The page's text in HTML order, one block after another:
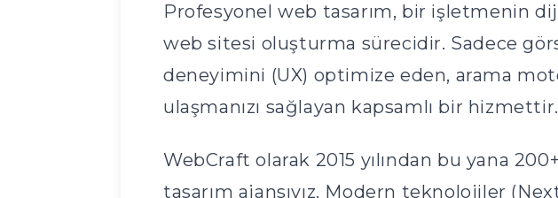
Profesyonel web tasarım, bir işletmenin
web sitesi oluşturma sürecidir. Sadece
deneyimini (UX) optimize eden, arama
ulaşmanızı sağlayan kapsamlı bir hizmettir.
WebCraft olarak 2015 yılından bu yana
tasarım ajansıyız. Modern teknolojiler